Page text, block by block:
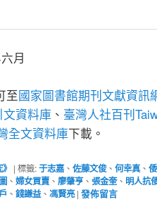
月
至國家圖書館期刊文獻資訊
文資料庫 、 臺灣人社百刊
全文資料庫下載。
| 標籤:于志嘉、 佐藤文俊、 何幸真、
、 婦女買賣 、 廖肇亨、 張金奎、 明人抗
、 錢謙益、 馮賢亮 | 發佈留言